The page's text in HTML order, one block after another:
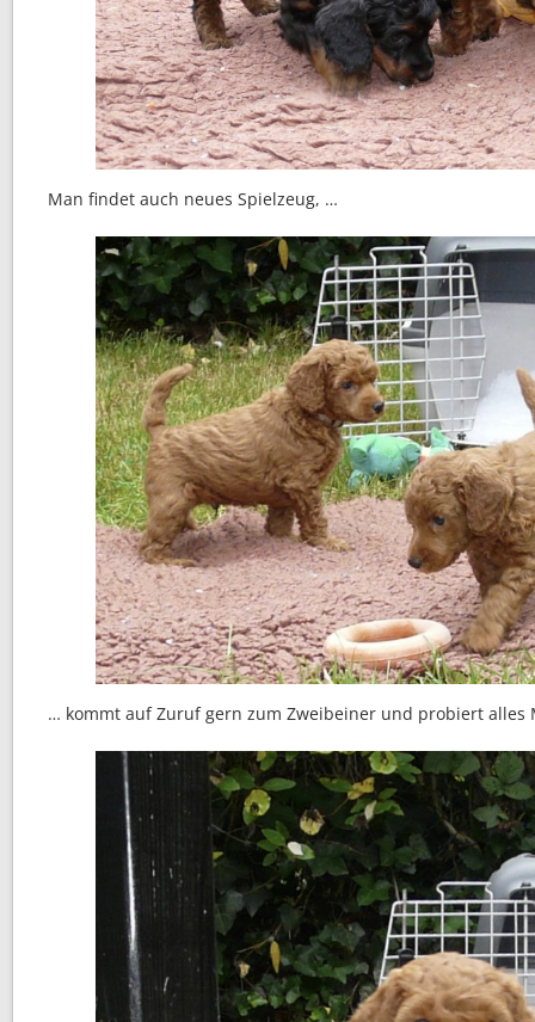
Man findet auch neues Spielzeug, …
… kommt auf Zuruf gern zum Zweibeiner und probiert alles